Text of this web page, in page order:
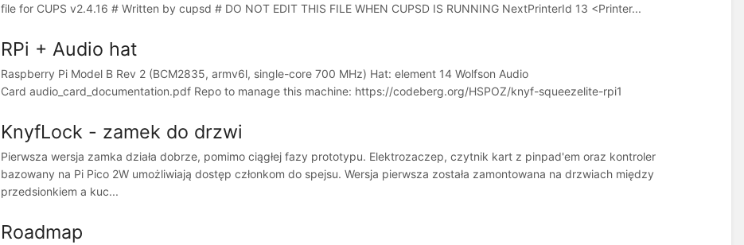
file for CUPS v2.4.16 # Written by cupsd # DO NOT EDIT THIS FILE WHEN CUPSD IS RUNNING NextPrinterId 13 <Printer...
RPi + Audio hat
Raspberry Pi Model B Rev 2 (BCM2835, armv6l, single-core 700 MHz) Hat: element 14 Wolfson Audio
Card audio_card_documentation.pdf Repo to manage this machine: https://codeberg.org/HSPOZ/knyf-squeezelite-rpi1
KnyfLock - zamek do drzwi
Pierwsza wersja zamka działa dobrze, pomimo ciągłej fazy prototypu. Elektrozaczep, czytnik kart z pinpad'em oraz kontroler
bazowany na Pi Pico 2W umożliwiają dostęp członkom do spejsu. Wersja pierwsza została zamontowana na drzwiach między
przedsionkiem a kuc...
Roadmap